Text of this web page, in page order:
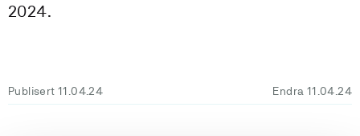
2024.
Publisert 11.04.24 Endra 11.04.24